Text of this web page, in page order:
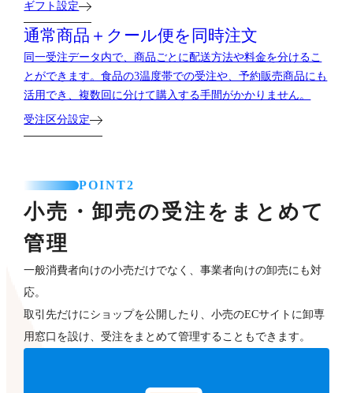
ギフト設定
通常商品＋クール便を 同時注文
同一受注データ内で、商品ごとに配送方法や料金を分けるこ
とができます。食品の3温度帯での受注や、予約販売商品にも
活用でき、複数回に分けて購入する手間がかかりません。
受注区分設定
POINT2
小売・卸売の受注をまとめて
管理
一般消費者向けの小売だけでなく、事業者向けの卸売にも対
応。
取引先だけにショップを公開したり、小売のECサイトに卸専
用窓口を設け、受注をまとめて管理することもできます。